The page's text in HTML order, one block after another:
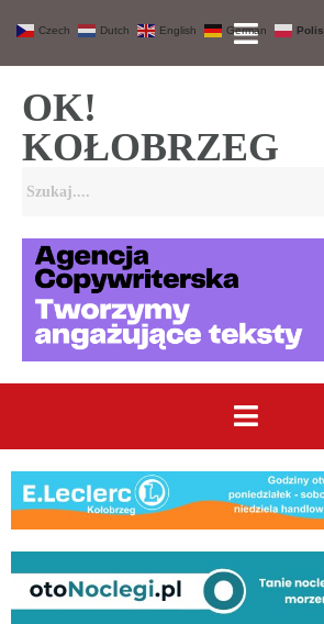
OK!
KOŁOBRZEG
Czech Dutch English German